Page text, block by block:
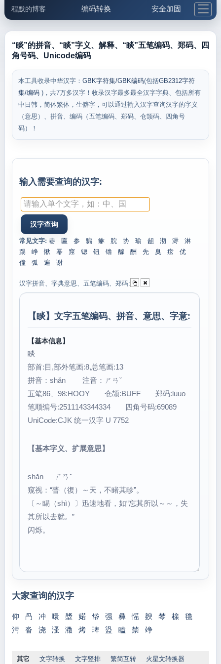
程默的博客 编码转换 安全加固
邮件工具 生活便民 更多工具
“睒”的拼音、“睒”字义、解释、“睒”五笔编码、郑码、四
角号码、Unicode编码
本工具收录中华汉字： GBK字符集/GBK编码(包括GB2312字符
集/编码 )，共7万多汉字！收录汉字最多最全汉字字典、包括所有
中日韩，简体繁体，生僻字，可以通过输入汉字查询汉字的字义
（意思）、拼音、编码（五笔编码、郑码、仓颉码、四角号
码）！
输入需要查询的汉字:
常见文字: 巷 匾 参 骗 貅 脘 协 瑜 龃 沏 溽
淋
踢
峥 愀 幂 窟 锶 钮 镥 醵 酬 先 臭 痃
优
僮
弧 遍 谢
汉字拼音、字典意思、五笔编码、郑码:
【 睒】文字五笔编码、拼音、意思、字意:
【基本信息】
睒
部首:目,部外笔画:8,总笔画:13
拼音：shǎn 注音：ㄕㄢˇ
五笔86、98:HOOY 仓颉:BUFF 郑码:luuo
笔顺编号:2511143344334 四角号码:69089
UniCode:CJK 统一汉字 U 7752
【基本字义、扩展意思】
shǎn ㄕㄢˇ
窥视：“瞢（復）～天，不睹其畛”。
〔～睗（shì）〕迅速地看，如“忘其所以～～，失
其所以去就。”
闪烁。
大家查询的汉字
仰 冎 冲 噮 墏 婼 帒 强 彝 愮 斔 棽 榇
氌
污
沓 浇 溞 瀓 烤 琕 盕 瞌 禁 竫
其它 文字转换 文字竖排 繁简互转 火星文转换器